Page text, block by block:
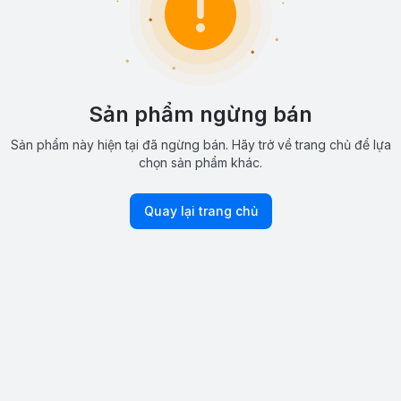
Sản phẩm ngừng bán
Sản phẩm này hiện tại đã ngừng bán. Hãy trở về trang chủ để lựa
chọn sản phẩm khác.
Quay lại trang chủ